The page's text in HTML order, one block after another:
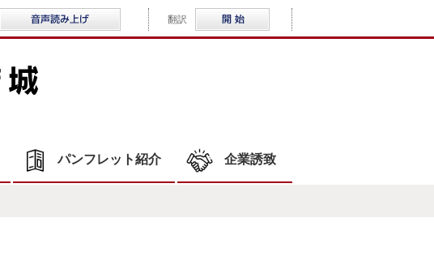
パンフレット紹介 企業誘致
音声読み上げ
翻訳 Multilingual